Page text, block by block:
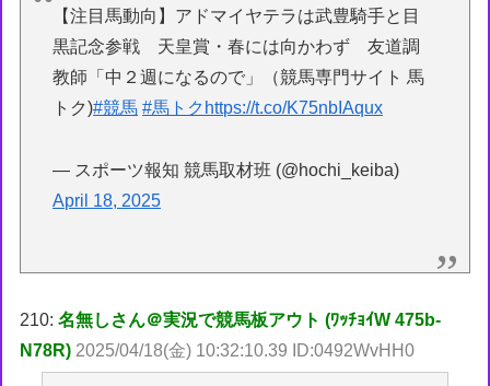
【注目馬動向】アドマイヤテラは武豊騎手と目
黒記念参戦 天皇賞・春には向かわず 友道調
教師「中２週になるので」（競馬専門サイト 馬
トク)#競馬 #馬トク https://t.co/K75nbIAqux
— スポーツ報知 競馬取材班 (@hochi_keiba)
April 18, 2025
210:名無しさん＠実況で競馬板アウト (ﾜｯﾁｮｲW 475b-
N78R) 2025/04/18(金) 10:32:10.39 ID:0492WvHH0